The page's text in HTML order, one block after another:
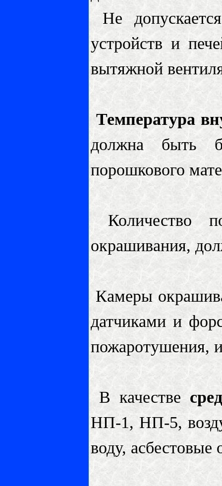
Не
устройств и
вытяжной
Температура
должна быть
порошкового
Количество
окрашивания,
Камеры
датчиками и
пожаротушения,
В качестве
НП-1, НП-5,
воду, асбестовые